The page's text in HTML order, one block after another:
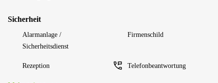
Sicherheit
Alarmanlage /
Sicherheitsdienst
Firmenschild
Rezeption Telefonbeantwortung